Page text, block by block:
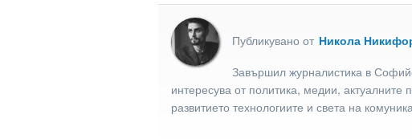
Публикувано от Никола
Завършил журналистика в
интересува от политика, медии, актуалните
развитието технологиите и света на